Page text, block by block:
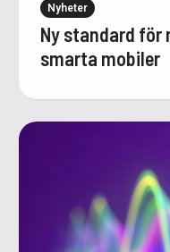
Nyheter
Ny standard för
smarta mobiler